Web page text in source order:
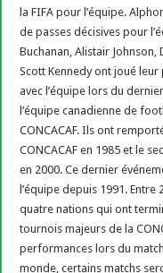
la FIFA pour l’équipe.
de passes décisives pour
Buchanan, Alistair
Scott Kennedy ont joué
avec l’équipe lors du
l’équipe canadienne de
CONCACAF. Ils ont
CONCACAF en 1985 et le
en 2000. Ce dernier
l’équipe depuis 1991. Entre
quatre nations qui ont
tournois majeurs de la
performances lors du
monde, certains matchs